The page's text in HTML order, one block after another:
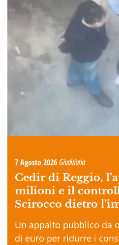
7 Agosto 2026 Giudiziaria
Cedir di Reggio,
milioni e il
Scirocco dietro
Un appalto pubblico da
di euro per ridurre i